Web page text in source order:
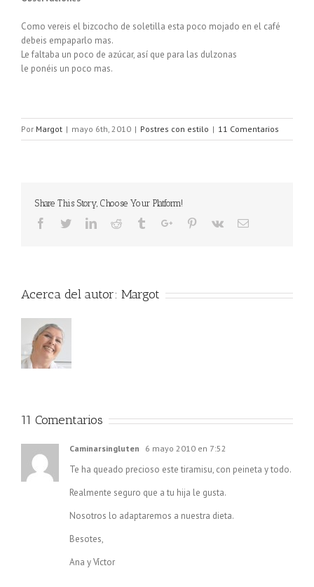
Como vereis el bizcocho de soletilla esta poco mojado en el café
debeis empaparlo mas.
Le faltaba un poco de azúcar, así que para las dulzonas
le ponéis un poco mas.
Por Margot | mayo 6th, 2010 | Postres con estilo | 11 Comentarios
Share This Story, Choose Your Platform!
Acerca del autor: Margot
11 Comentarios
Caminarsingluten 6 mayo 2010 en 7:52
Te ha queado precioso este tiramisu, con peineta y todo.
Realmente seguro que a tu hija le gusta.
Nosotros lo adaptaremos a nuestra dieta.
Besotes,
Ana y Víctor